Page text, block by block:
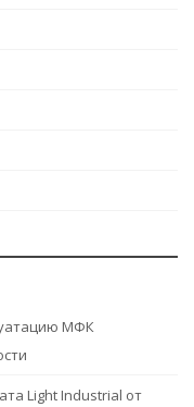
МФК
Light Industrial от